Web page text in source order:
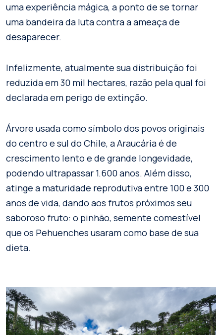
uma experiência mágica, a ponto de se tornar
uma bandeira da luta contra a ameaça de
desaparecer.
Infelizmente, atualmente sua distribuição foi
reduzida em 30 mil hectares, razão pela qual foi
declarada em perigo de extinção.
Árvore usada como símbolo dos povos originais
do centro e sul do Chile, a Araucária é de
crescimento lento e de grande longevidade,
podendo ultrapassar 1.600 anos. Além disso,
atinge a maturidade reprodutiva entre 100 e 300
anos de vida, dando aos frutos próximos seu
saboroso fruto: o pinhão, semente comestível
que os Pehuenches usaram como base de sua
dieta.